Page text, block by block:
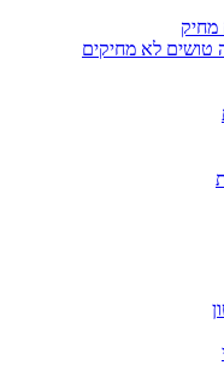
מחיק
טושים לא מחיקים